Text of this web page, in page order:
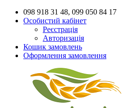
098 918 31 48, 099 050 84 17
Особистий кабінет
Реєстрація
Авторизація
Кошик замовлень
Оформлення замовлення